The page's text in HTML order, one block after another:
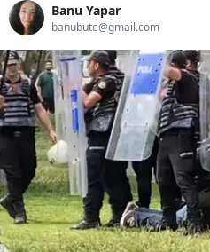
Banu Yapar
banubute@gmail.com